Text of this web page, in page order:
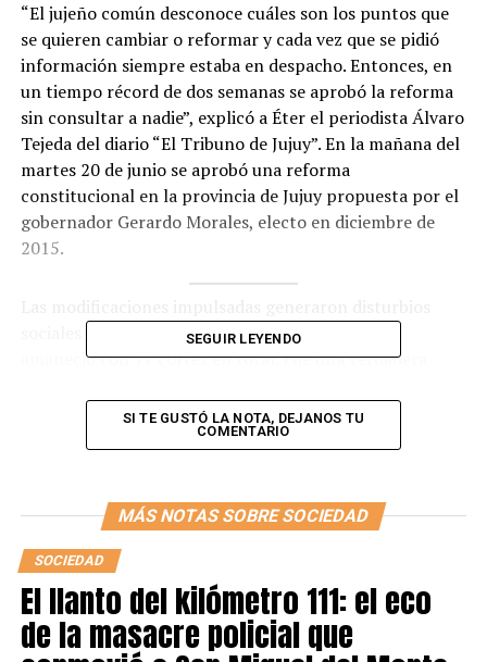
“El jujeño común desconoce cuáles son los puntos que
se quieren cambiar o reformar y cada vez que se pidió
información siempre estaba en despacho. Entonces, en
un tiempo récord de dos semanas se aprobó la reforma
sin consultar a nadie”, explicó a Éter el periodista Álvaro
Tejeda del diario “El Tribuno de Jujuy”. En la mañana del
martes 20 de junio se aprobó una reforma
constitucional en la provincia de Jujuy propuesta por el
gobernador Gerardo Morales, electo en diciembre de
2015.
sociales y repudio a nivel nacional. “La provincia
amaneció con 17 cortes en total. Fue una verdadera
ocurrió en diciembre de 2001”, detalló Tejeda. El
resultado de este episodio fue de 68 personas detenidas,
Los principales puntos de la reforma
SEGUIR LEYENDO
SI TE GUSTÓ LA NOTA, DEJANOS TU
COMENTARIO
MÁS NOTAS SOBRE SOCIEDAD
SOCIEDAD
El llanto del kilómetro 111: el eco
de la masacre policial que